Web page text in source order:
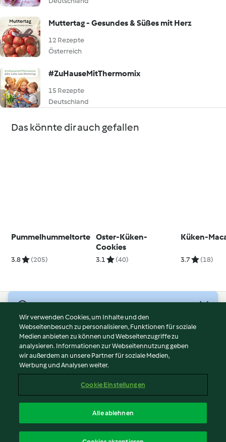
Muttertag - Gesundes & Süßes mit Herz
12 Rezepte
Österreich
#ZuHauseMitThermomix
15 Rezepte
Deutschland
Das könnte dir auch gefallen
Pummelhummeltorte
3.8 (205)
Oster-Küken-
Cookies
3.1 (40)
Küken-
3.7 (18)
Nutzungsbedingungen
Datenschutzrichtlinien
Disclaimer
Impressum
Inhalt melden
Erklärung zur Barrierefreiheit
Wir verwenden Cookies, um Inhalte und den
Webseitenbesuch zu personalisieren, Funktionen für soziale
Medien anbieten zu können und Webseitenzugriffe zu
analysieren. Informationen zur Webseitennutzung geben
wir außerdem an unsere Partner für soziale Medien,
Werbung und Analysen weiter.
Cookie Einstellungen
Alle ablehnen